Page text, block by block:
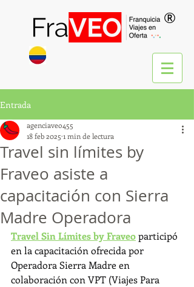
®
Entrada
Travel sin límites by
Fraveo asiste a
capacitación con Sierra
Madre Operadora
agenciaveo455
18 feb 2025 1 min de lectura
Travel Sin Límites by Fraveo participó
en la capacitación ofrecida por
Operadora Sierra Madre en
colaboración con VPT (Viajes Para